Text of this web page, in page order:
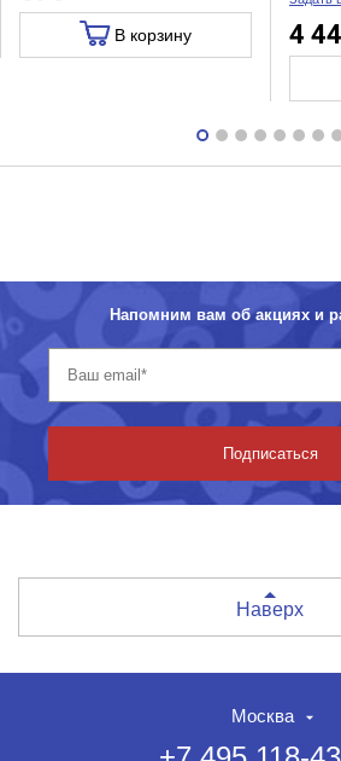
В корзину 4
Напомним вам об акциях и
Подписаться
Наверх
Москва